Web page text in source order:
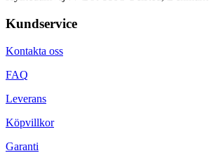
Kundservice
Kontakta oss
FAQ
Leverans
Köpvillkor
Garanti